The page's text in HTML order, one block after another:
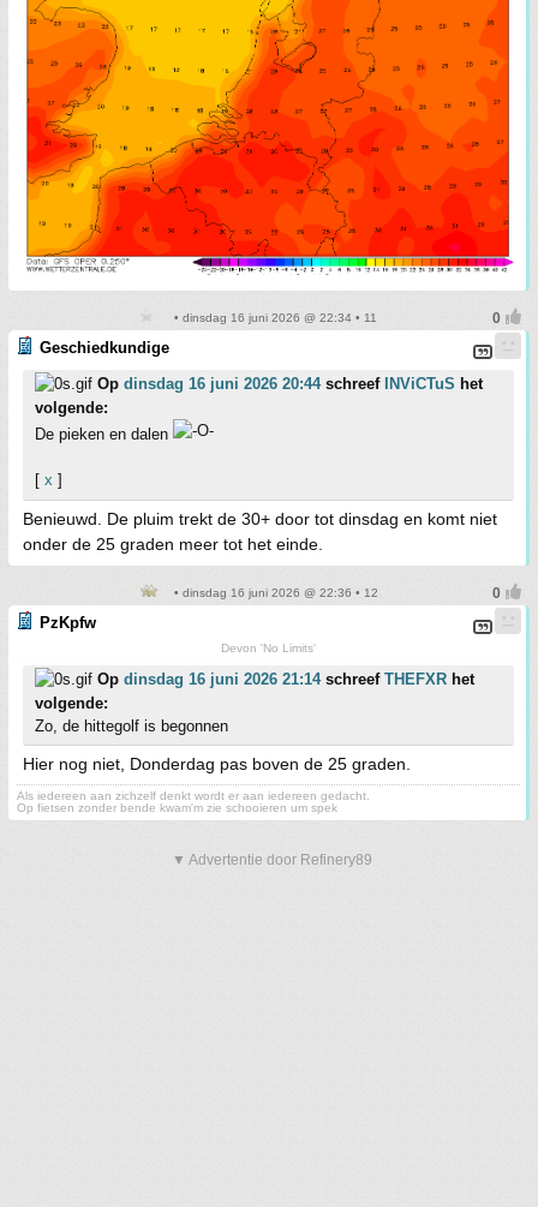
• dinsdag 16 juni 2026 @ 22:34 • 11
Geschiedkundige
Op dinsdag 16 juni 2026 20:44schreef INViCTuS het
volgende:
De pieken en dalen
[ x ]
Benieuwd. De pluim trekt de 30+ door tot dinsdag en komt niet
onder de 25 graden meer tot het einde.
• dinsdag 16 juni 2026 @ 22:36 • 12
PzKpfw
Devon 'No Limits'
Op dinsdag 16 juni 2026 21:14schreef THEFXR het
volgende:
Zo, de hittegolf is begonnen
Hier nog niet, Donderdag pas boven de 25 graden.
Als iedereen aan zichzelf denkt wordt er aan iedereen gedacht.
Op fietsen zonder bende kwam'm zie schooieren um spek
▼ Advertentie door Refinery89